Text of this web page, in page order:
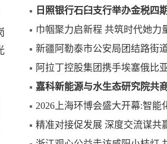
日照银行石臼支行举办金税四
微企业合规发展
巾帼聚力启新程 共筑时代她
次组委会筹备会圆满举办
新疆阿勒泰市公安局团结路街
工作法 打造新时代“枫”景线
阿拉丁控股集团携手埃塞俄比
合作新篇章
嘉科新能源与水生态研究院共
2026上海环博会盛大开幕:智能
精准对接促发展 深度交流谋共